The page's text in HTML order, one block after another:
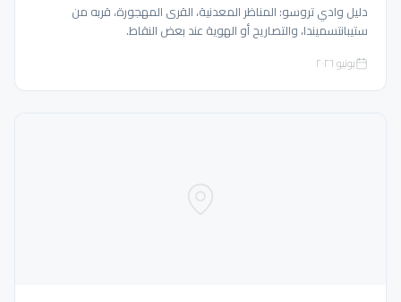
دليل وادي تروسو: المناظر المعدنية، القرى المهجورة، قربه من
ستيبانتسميندا، والتصاريح أو الهوية عند بعض النقاط.
يونيو ٢٠٢٦